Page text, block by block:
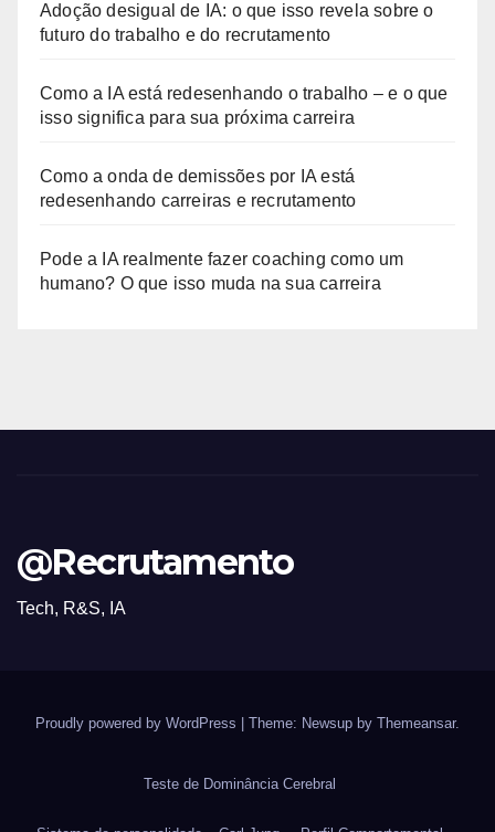
Adoção desigual de IA: o que isso revela sobre o
futuro do trabalho e do recrutamento
Como a IA está redesenhando o trabalho – e o que
isso significa para sua próxima carreira
Como a onda de demissões por IA está
redesenhando carreiras e recrutamento
Pode a IA realmente fazer coaching como um
humano? O que isso muda na sua carreira
@Recrutamento
Tech, R&S, IA
Proudly powered by WordPress Theme: Newsup by Themeansar.
Teste de Dominância Cerebral